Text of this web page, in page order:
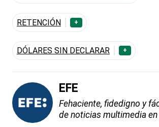
RETENCIÓN +
DÓLARES SIN DECLARAR +
EFE
Fehaciente, fidedigno y
de noticias multimedia en